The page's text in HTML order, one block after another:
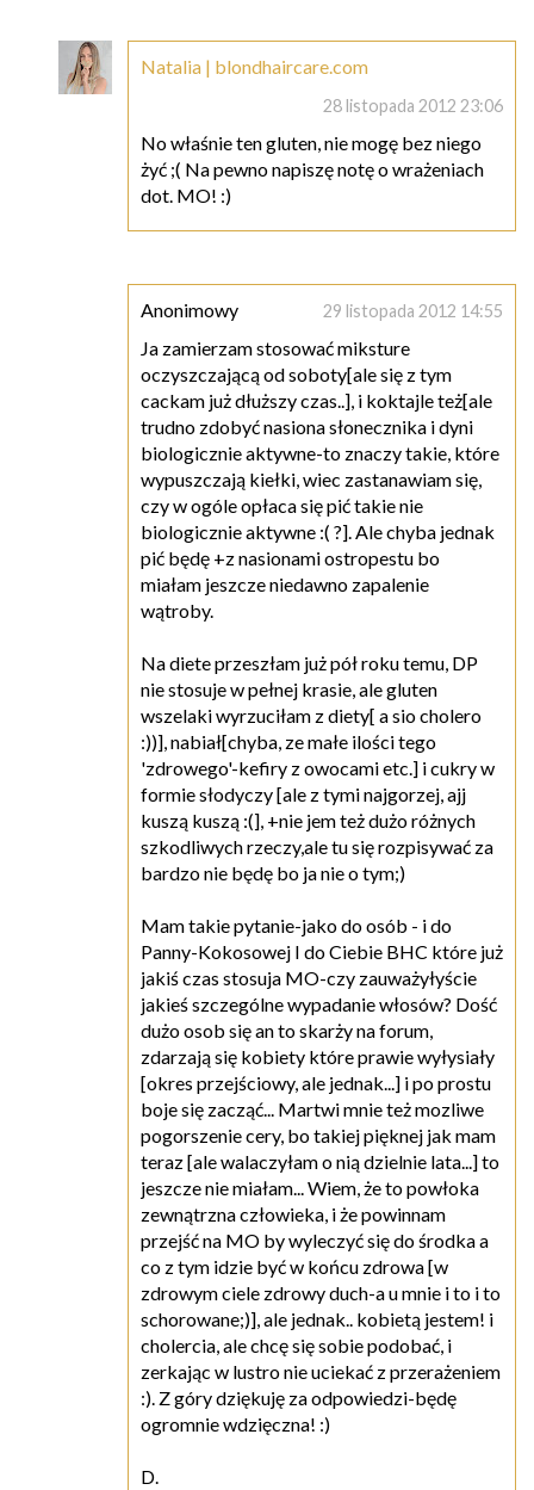
Natalia | blondhaircare.com
28 listopada 2012 23:06
No właśnie ten gluten, nie mogę bez niego
żyć ;( Na pewno napiszę notę o wrażeniach
dot. MO! :)
Anonimowy 29 listopada 2012 14:55
Ja zamierzam stosować miksture
oczyszczającą od soboty[ale się z tym
cackam już dłuższy czas..], i koktajle też[ale
trudno zdobyć nasiona słonecznika i dyni
biologicznie aktywne-to znaczy takie, które
wypuszczają kiełki, wiec zastanawiam się,
czy w ogóle opłaca się pić takie nie
biologicznie aktywne :( ?]. Ale chyba jednak
pić będę +z nasionami ostropestu bo
miałam jeszcze niedawno zapalenie
wątroby.
Na diete przeszłam już pół roku temu, DP
nie stosuje w pełnej krasie, ale gluten
wszelaki wyrzuciłam z diety[ a sio cholero
:))], nabiał[chyba, ze małe ilości tego
'zdrowego'-kefiry z owocami etc.] i cukry w
formie słodyczy [ale z tymi najgorzej, ajj
kuszą kuszą :(], +nie jem też dużo różnych
szkodliwych rzeczy,ale tu się rozpisywać za
bardzo nie będę bo ja nie o tym;)
Mam takie pytanie-jako do osób - i do
Panny-Kokosowej I do Ciebie BHC które już
jakiś czas stosuja MO-czy zauważyłyście
jakieś szczególne wypadanie włosów? Dość
dużo osob się an to skarży na forum,
zdarzają się kobiety które prawie wyłysiały
[okres przejściowy, ale jednak...] i po prostu
boje się zacząć... Martwi mnie też mozliwe
pogorszenie cery, bo takiej pięknej jak mam
teraz [ale walaczyłam o nią dzielnie lata...] to
jeszcze nie miałam... Wiem, że to powłoka
zewnątrzna człowieka, i że powinnam
przejść na MO by wyleczyć się do środka a
co z tym idzie być w końcu zdrowa [w
zdrowym ciele zdrowy duch-a u mnie i to i to
schorowane;)], ale jednak.. kobietą jestem! i
cholercia, ale chcę się sobie podobać, i
zerkając w lustro nie uciekać z przerażeniem
:). Z góry dziękuję za odpowiedzi-będę
ogromnie wdzięczna! :)
D.